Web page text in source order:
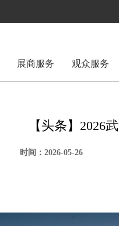
展商服务 观众服务
【头条】2026
时间：2026-05-26